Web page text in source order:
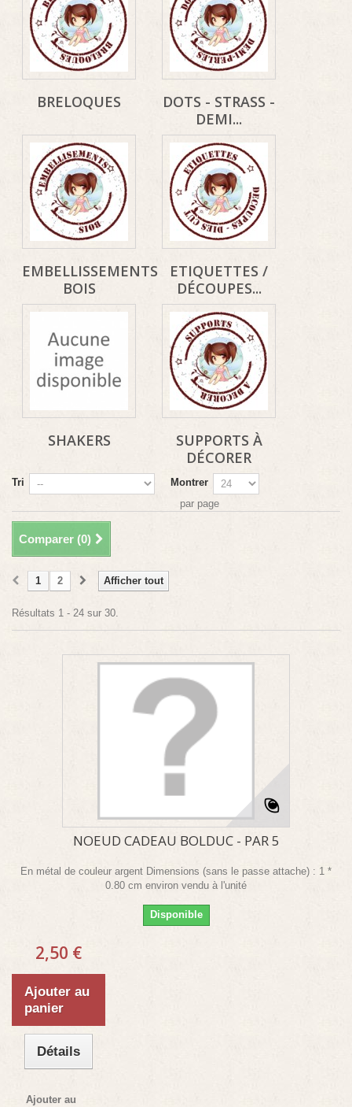
BRELOQUES
DOTS - STRASS -
DEMI...
EMBELLISSEMENTS
BOIS
ETIQUETTES /
DÉCOUPES...
SHAKERS
SUPPORTS À
DÉCORER
Tri
Montrer
par page
Comparer (0)
Afficher tout
1 2
Résultats 1 - 24 sur 30.
NOEUD CADEAU BOLDUC - PAR 5
En métal de couleur argent Dimensions (sans le passe attache) : 1 *
0.80 cm environ vendu à l'unité
Disponible
2,50 €
Ajouter au
panier
Détails
Ajouter au